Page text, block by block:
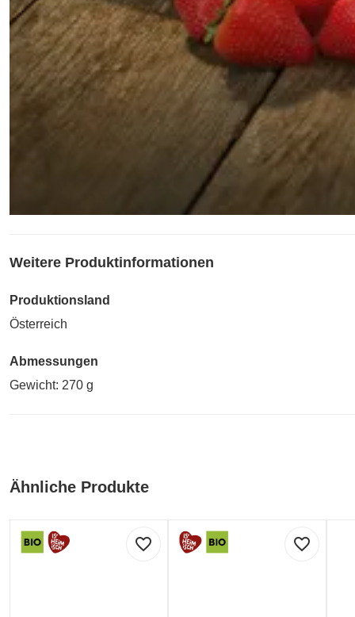
Weitere Produktinformationen
Produktionsland
Österreich
Abmessungen
Gewicht: 270 g
Ähnliche Produkte
favorite_border favorite_border